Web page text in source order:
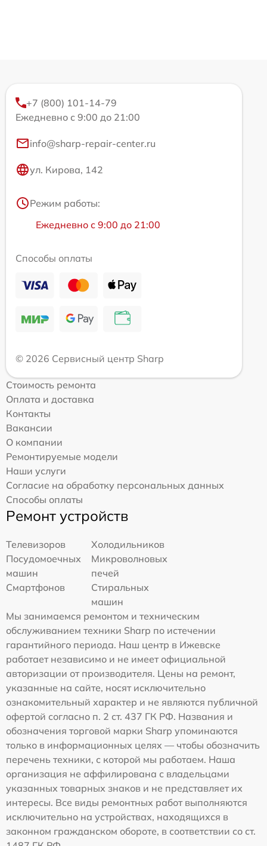
+7 (800) 101-14-79
Ежедневно с 9:00 до 21:00
info@sharp-repair-center.ru
ул. Кирова, 142
Режим работы:
Ежедневно с 9:00 до 21:00
Способы оплаты
© 2026 Сервисный центр Sharp
Стоимость ремонта
Оплата и доставка
Контакты
Вакансии
О компании
Ремонтируемые модели
Наши услуги
Согласие на обработку персональных данных
Способы оплаты
Ремонт устройств
Телевизоров
Холодильников
Посудомоечных
машин
Микроволновых
печей
Смартфонов
Стиральных
машин
Мы занимаемся ремонтом и техническим
обслуживанием техники Sharp по истечении
гарантийного периода. Наш центр в Ижевске
работает независимо и не имеет официальной
авторизации от производителя. Цены на ремонт,
указанные на сайте, носят исключительно
ознакомительный характер и не являются публичной
офертой согласно п. 2 ст. 437 ГК РФ. Названия и
обозначения торговой марки Sharp упоминаются
только в информационных целях — чтобы обозначить
перечень техники, с которой мы работаем. Наша
организация не аффилирована с владельцами
указанных товарных знаков и не представляет их
интересы. Все виды ремонтных работ выполняются
исключительно на устройствах, находящихся в
законном гражданском обороте, в соответствии со ст.